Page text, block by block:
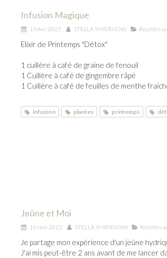
Infusion Magique
19 Avr 2025 STELLA SMIERNOW Recettes
Elixir de Printemps "Détox"
1 cuillère à café de graine de fenouil
1 Cuillère à café de gingembre râpé
1 Cuillère à café de feuilles de menthe
infusion plantes printemps
Jeûne et Moi
16 Nov 2023 STELLA SMIERNOW Recettes
Je partage mon expérience d'un jeûne
J'ai mis peut-être 2 ans avant de me lancer